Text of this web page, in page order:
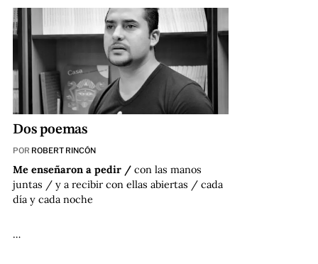
Dos poemas
POR ROBERT RINCÓN
Me enseñaron a pedir / con las manos
juntas / y a recibir con ellas abiertas / cada
día y cada noche
…